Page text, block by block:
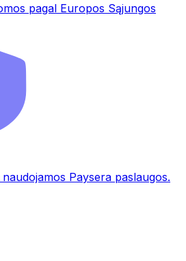
pagal Europos Sąjungos
Paysera paslaugos.